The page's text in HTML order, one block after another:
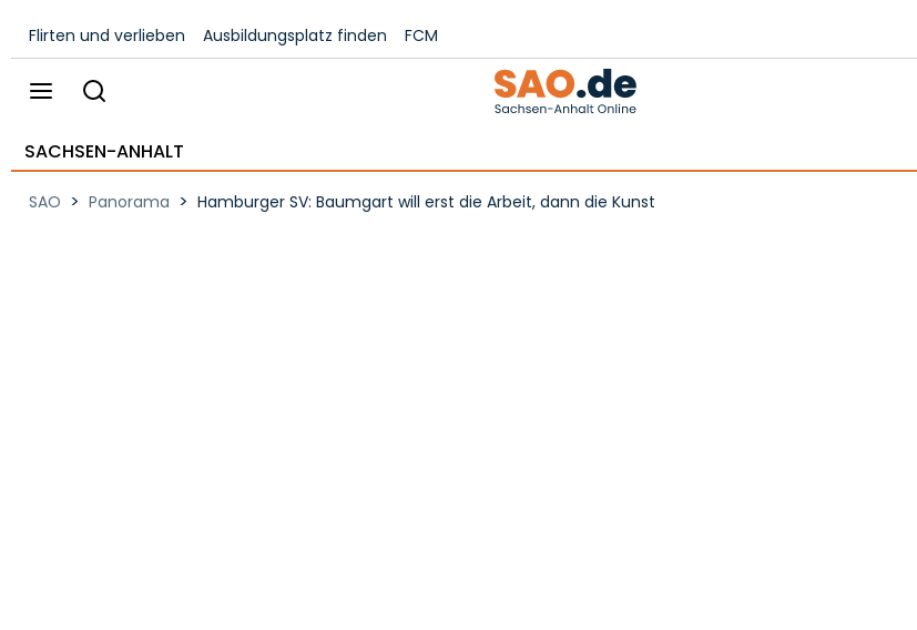
Flirten und verlieben Ausbildungsplatz finden FCM
SACHSEN-ANHALT
SAO > Panorama > Hamburger SV: Baumgart will erst die Arbeit, dann die Kunst